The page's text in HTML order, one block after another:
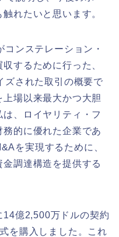
れたいと思います。
ンステレーション・
するために行った、
ズされた取引の概要で
場以来最大かつ大胆
、ロイヤリティ・フ
的に優れた企業であ
を実現するために、
調達構造を提供する
14億2,500万ドルの契約
を購入しました。これ